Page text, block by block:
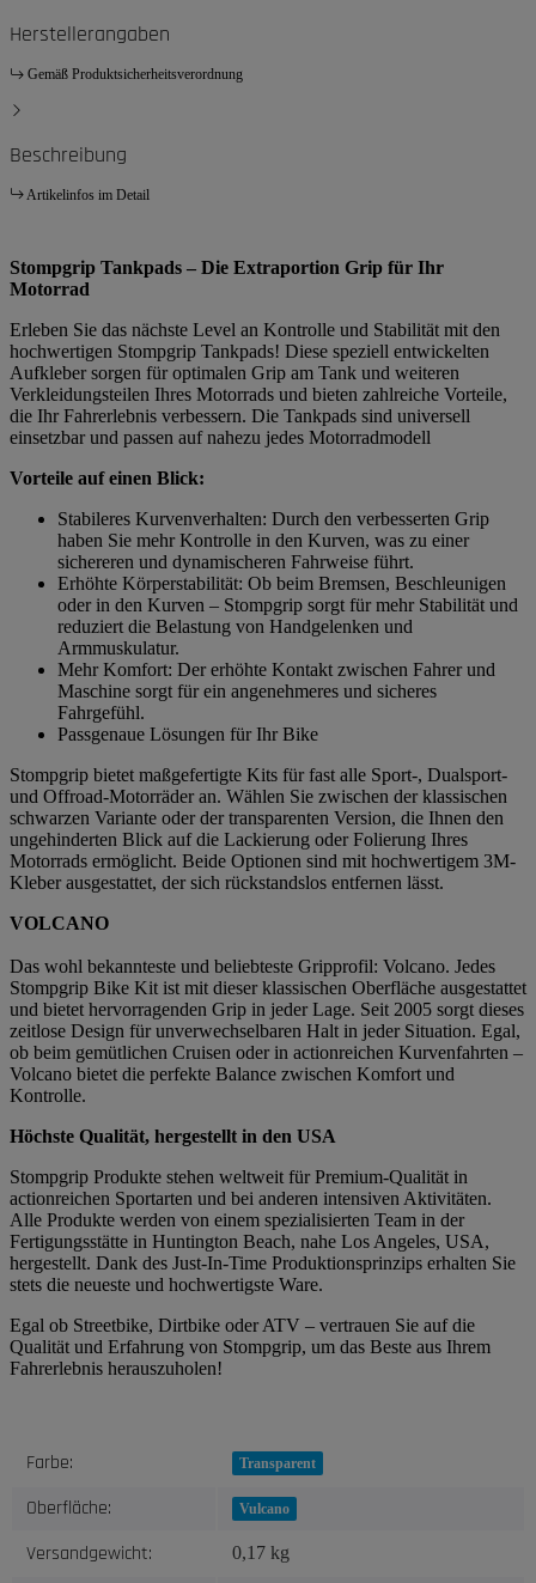
Herstellerangaben
Gemäß Produktsicherheitsverordnung
Beschreibung
Artikelinfos im Detail
Stompgrip Tankpads – Die Extraportion Grip für Ihr
Motorrad
Erleben Sie das nächste Level an Kontrolle und Stabilität mit den
hochwertigen Stompgrip Tankpads! Diese speziell entwickelten
Aufkleber sorgen für optimalen Grip am Tank und weiteren
Verkleidungsteilen Ihres Motorrads und bieten zahlreiche Vorteile,
die Ihr Fahrerlebnis verbessern. Die Tankpads sind universell
einsetzbar und passen auf nahezu jedes Motorradmodell
Vorteile auf einen Blick:
Stabileres Kurvenverhalten: Durch den verbesserten Grip
haben Sie mehr Kontrolle in den Kurven, was zu einer
sichereren und dynamischeren Fahrweise führt.
Erhöhte Körperstabilität: Ob beim Bremsen, Beschleunigen
oder in den Kurven – Stompgrip sorgt für mehr Stabilität und
reduziert die Belastung von Handgelenken und
Armmuskulatur.
Mehr Komfort: Der erhöhte Kontakt zwischen Fahrer und
Maschine sorgt für ein angenehmeres und sicheres
Fahrgefühl.
Passgenaue Lösungen für Ihr Bike
Stompgrip bietet maßgefertigte Kits für fast alle Sport-, Dualsport-
und Offroad-Motorräder an. Wählen Sie zwischen der klassischen
schwarzen Variante oder der transparenten Version, die Ihnen den
ungehinderten Blick auf die Lackierung oder Folierung Ihres
Motorrads ermöglicht. Beide Optionen sind mit hochwertigem 3M-
Kleber ausgestattet, der sich rückstandslos entfernen lässt.
VOLCANO
Das wohl bekannteste und beliebteste Gripprofil: Volcano. Jedes
Stompgrip Bike Kit ist mit dieser klassischen Oberfläche ausgestattet
und bietet hervorragenden Grip in jeder Lage. Seit 2005 sorgt dieses
zeitlose Design für unverwechselbaren Halt in jeder Situation. Egal,
ob beim gemütlichen Cruisen oder in actionreichen Kurvenfahrten –
Volcano bietet die perfekte Balance zwischen Komfort und
Kontrolle.
Höchste Qualität, hergestellt in den USA
Stompgrip Produkte stehen weltweit für Premium-Qualität in
actionreichen Sportarten und bei anderen intensiven Aktivitäten.
Alle Produkte werden von einem spezialisierten Team in der
Fertigungsstätte in Huntington Beach, nahe Los Angeles, USA,
hergestellt. Dank des Just-In-Time Produktionsprinzips erhalten Sie
stets die neueste und hochwertigste Ware.
Egal ob Streetbike, Dirtbike oder ATV – vertrauen Sie auf die
Qualität und Erfahrung von Stompgrip, um das Beste aus Ihrem
Fahrerlebnis herauszuholen!
Produkteigenschaft
Wert
Farbe: Transparent
Oberfläche: Vulcano
Versandgewicht: 0,17 kg